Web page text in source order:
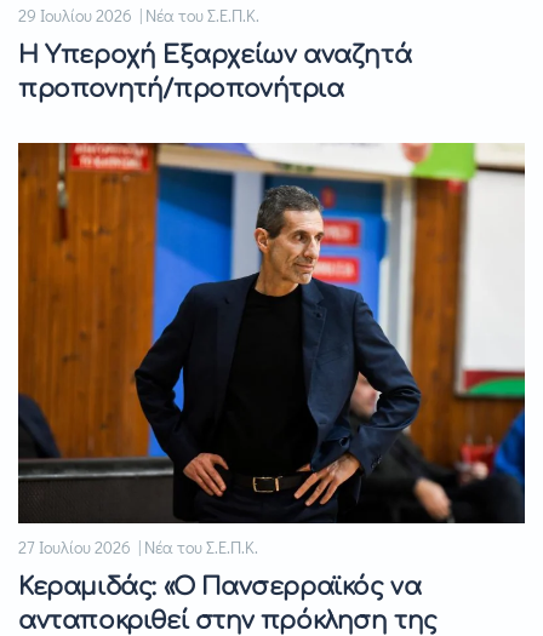
29 Ιουλίου 2026 | Νέα του Σ.Ε.Π.Κ.
Η Υπεροχή Εξαρχείων αναζητά
προπονητή/προπονήτρια
27 Ιουλίου 2026 | Νέα του Σ.Ε.Π.Κ.
Κεραμιδάς: «Ο Πανσερραϊκός να
ανταποκριθεί στην πρόκληση της